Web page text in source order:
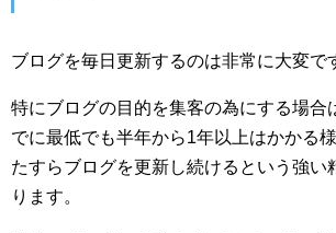
ブログを毎日更新するのは非常に大変で
特にブログの目的を集客の為にする場合
でに最低でも半年から1年以上はかかる
たすらブログを更新し続けるという強い
ります。